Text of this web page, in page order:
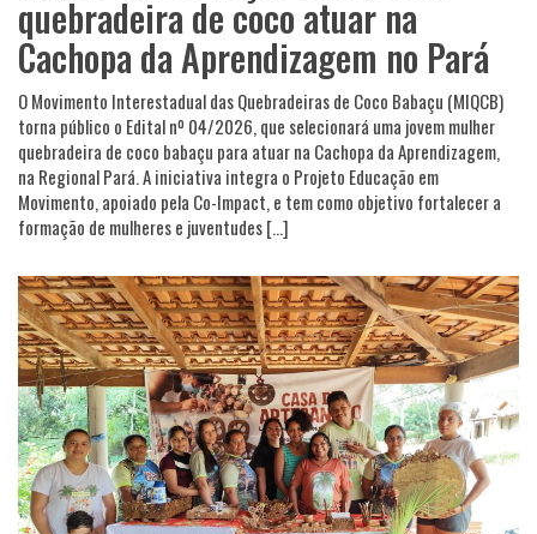
quebradeira de coco atuar na
Cachopa da Aprendizagem no Pará
O Movimento Interestadual das Quebradeiras de Coco Babaçu (MIQCB)
torna público o Edital nº 04/2026, que selecionará uma jovem mulher
quebradeira de coco babaçu para atuar na Cachopa da Aprendizagem,
na Regional Pará. A iniciativa integra o Projeto Educação em
Movimento, apoiado pela Co-Impact, e tem como objetivo fortalecer a
formação de mulheres e juventudes […]